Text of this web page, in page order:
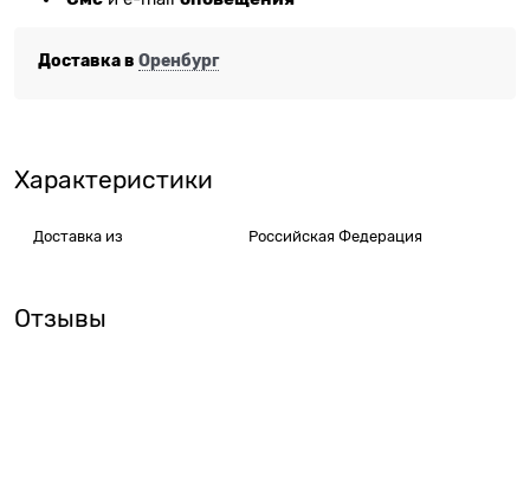
Доставка в Оренбург
Характеристики
Доставка из Российская Федерация
Отзывы